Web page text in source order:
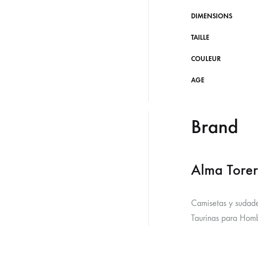
DIMENSIONS
TAILLE
COULEUR
AGE
Brand
Alma
Camisetas y
Taurinas para